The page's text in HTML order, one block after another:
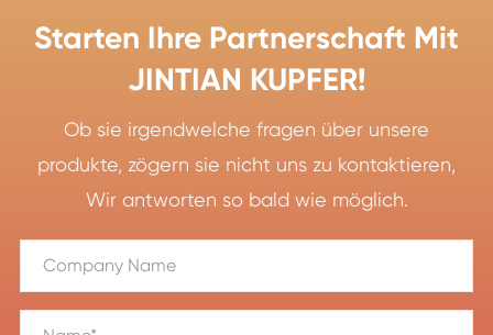
Starten Ihre Partnerschaft Mit
JINTIAN KUPFER!
Ob sie irgendwelche fragen über unsere
produkte, zögern sie nicht uns zu kontaktieren,
Wir antworten so bald wie möglich.